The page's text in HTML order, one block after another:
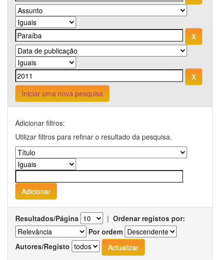
Iniciar uma nova pesquisa
Adicionar filtros:
Utilizar filtros para refinar o resultado da pesquisa.
Resultados/Página | Ordenar registos por:
Por ordem
Autores/Registo